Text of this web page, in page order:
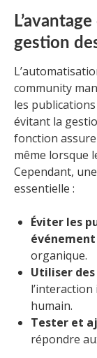
gestion
community
les
évitant la
fonction
même lorsque
Cependant,
essentielle :
Éviter les
organique.
Utiliser
humain.
Tester et
répondre